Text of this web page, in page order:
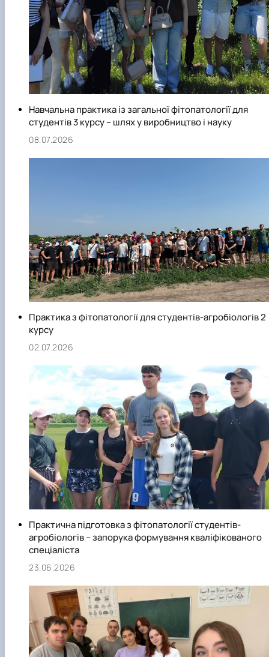
Навчальна практика із загальної фітопатології для
студентів 3 курсу – шлях у виробництво і науку
08.07.2026
Практика з фітопатології для студентів-агробіологів 2
курсу
02.07.2026
Практична підготовка з фітопатології студентів-
агробіологів – запорука формування кваліфікованого
спеціаліста
23.06.2026